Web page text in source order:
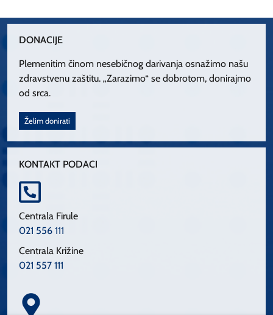
DONACIJE
Plemenitim činom nesebičnog darivanja osnažimo našu
zdravstvenu zaštitu. „Zarazimo“ se dobrotom, donirajmo
od srca.
Želim donirati
KONTAKT PODACI
Centrala Firule
021 556 111
Centrala Križine
021 557 111